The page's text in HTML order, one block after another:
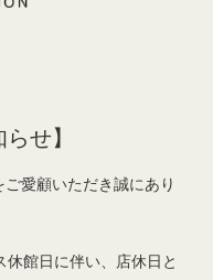
せ】
愛顧いただき誠にあり
館日に伴い、店休日と